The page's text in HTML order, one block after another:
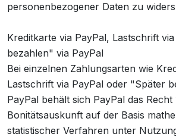
personenbezogener Daten zu
Kreditkarte via PayPal, Lastschrift
bezahlen" via PayPal
Bei einzelnen Zahlungsarten wie
Lastschrift via PayPal oder "Später
PayPal behält sich PayPal das Recht
Bonitätsauskunft auf der Basis
statistischer Verfahren unter